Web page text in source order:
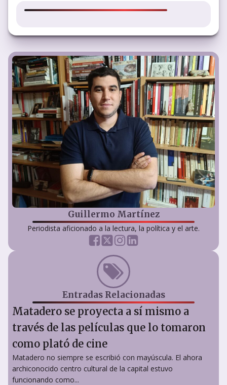
Guillermo Martínez
Periodista aficionado a la lectura, la política y el arte.
Entradas Relacionadas
Matadero se proyecta a sí mismo a
través de las películas que lo tomaron
como plató de cine
Matadero no siempre se escribió con mayúscula. El ahora
archiconocido centro cultural de la capital estuvo
funcionando como...